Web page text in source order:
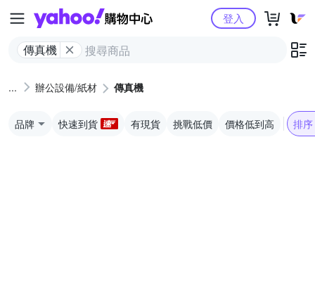
Yahoo購物中心
傳真機
登入
辦公設備/紙材 傳真機
品牌 快速到貨 有現貨 挑戰低價 價格低到高 排序